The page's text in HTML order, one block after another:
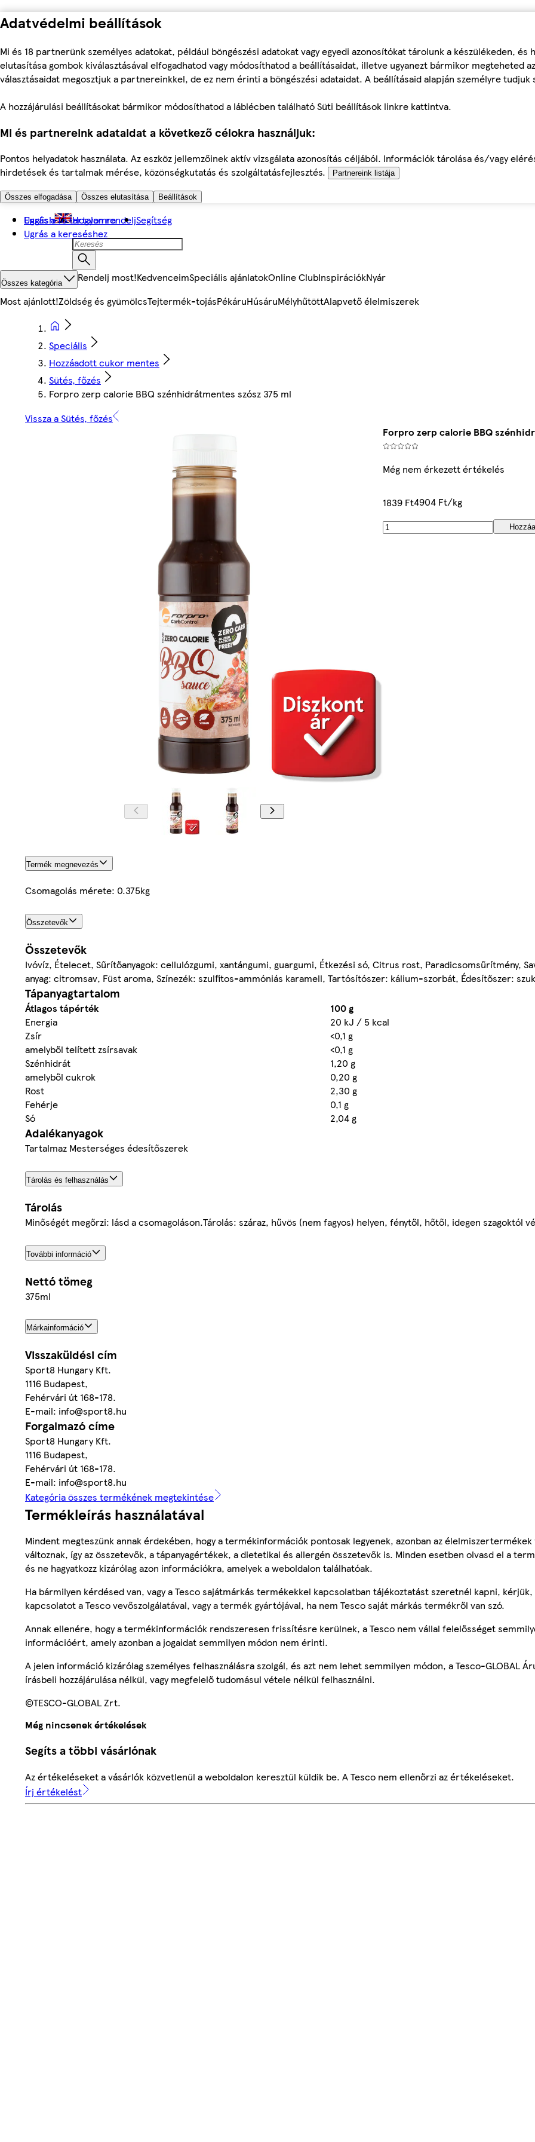
Adatvédelmi beállítások
Mi és 18 partnerünk személyes adatokat, például böngészési adatokat vagy egyedi azonosítókat tárolunk a készülékeden, és
elutasítása gombok kiválasztásával elfogadhatod vagy módosíthatod a beállításaidat, illetve ugyanezt bármikor megteheted az
választásaidat megosztjuk a partnereinkkel, de ez nem érinti a böngészési adataidat. A beállításaid alapján személyre tudjuk
A hozzájárulási beállításokat bármikor módosíthatod a láblécben található Süti beállítások linkre kattintva.
Mi és partnereink adataidat a következő célokra használjuk:
Pontos helyadatok használata. Az eszköz jellemzőinek aktív vizsgálata azonosítás céljából. Információk tárolása és/vagy
hirdetések és tartalmak mérése, közönségkutatás és szolgáltatásfejlesztés.
Partnereink listája
Összes elfogadása Összes elutasítása Beállítások
Ugrás a fő tartalomra
Ugrás a kereséshez
English Hogyan rendeljSegítség
Összes kategória Rendelj most!KedvenceimSpeciális ajánlatokOnline ClubInspirációkNyár
Most ajánlott!Zöldség és gyümölcsTejtermék-tojásPékáruHúsáruMélyhűtöttAlapvető élelmiszerek
Speciális
Hozzáadott cukor mentes
Sütés, főzés
Forpro zerp calorie BBQ szénhidrátmentes szósz 375 ml
Vissza a Sütés, főzés
Forpro zerp calorie BBQ
Még nem érkezett értékelés
1839 Ft4904 Ft/kg
Termék megnevezés
Csomagolás mérete: 0.375kg
Összetevők
Összetevők
Ivóvíz, Ételecet, Sűrítőanyagok: cellulózgumi, xantángumi, guargumi, Étkezési só, Citrus rost, Paradicsomsűrítmény,
anyag: citromsav, Füst aroma, Színezék: szulfitos-ammóniás karamell, Tartósítószer: kálium-szorbát, Édesítőszer:
Tápanyagtartalom
Átlagos tápérték
100 g
Energia
20 kJ / 5 kcal
Zsír
<0,1 g
amelyből telített zsírsavak
<0,1 g
Szénhidrát
1,20 g
amelyből cukrok
0,20 g
Rost
2,30 g
Fehérje
0,1 g
Só
2,04 g
Adalékanyagok
Tartalmaz Mesterséges édesítőszerek
Tárolás és felhasználás
Tárolás
Minőségét megőrzi: lásd a csomagoláson.Tárolás: száraz, hűvös (nem fagyos) helyen, fénytől, hőtől, idegen szagoktól
További információ
Nettó tömeg
375ml
Márkainformáció
Visszaküldési cím
Sport8 Hungary Kft.
1116 Budapest,
Fehérvári út 168-178.
E-mail: info@sport8.hu
Forgalmazó címe
Sport8 Hungary Kft.
1116 Budapest,
Fehérvári út 168-178.
E-mail: info@sport8.hu
Kategória összes termékének megtekintése
Termékleírás használatával
Mindent megteszünk annak érdekében, hogy a termékinformációk pontosak legyenek, azonban az élelmiszertermékek
változnak, így az összetevők, a tápanyagértékek, a dietetikai és allergén összetevők is. Minden esetben olvasd el a
és ne hagyatkozz kizárólag azon információkra, amelyek a weboldalon találhatóak.
Ha bármilyen kérdésed van, vagy a Tesco sajátmárkás termékekkel kapcsolatban tájékoztatást szeretnél kapni, kérjük,
kapcsolatot a Tesco vevőszolgálatával, vagy a termék gyártójával, ha nem Tesco saját márkás termékről van szó.
Annak ellenére, hogy a termékinformációk rendszeresen frissítésre kerülnek, a Tesco nem vállal felelősséget
információért, amely azonban a jogaidat semmilyen módon nem érinti.
A jelen információ kizárólag személyes felhasználásra szolgál, és azt nem lehet semmilyen módon, a Tesco-GLOBAL
írásbeli hozzájárulása nélkül, vagy megfelelő tudomásul vétele nélkül felhasználni.
©TESCO-GLOBAL Zrt.
Még nincsenek értékelések
Segíts a többi vásárlónak
Az értékeléseket a vásárlók közvetlenül a weboldalon keresztül küldik be. A Tesco nem ellenőrzi az értékeléseket.
Írj értékelést